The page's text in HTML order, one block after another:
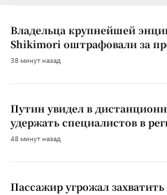
Владельца крупнейшей
Shikimori оштрафовали за
38 минут назад
Путин увидел в
удержать специалистов в
48 минут назад
Пассажир угрожал